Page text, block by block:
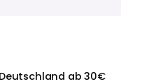
ab 30€